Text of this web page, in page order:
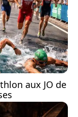
aux JO de